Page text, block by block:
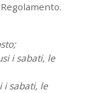
i sabati, le
i sabati, le